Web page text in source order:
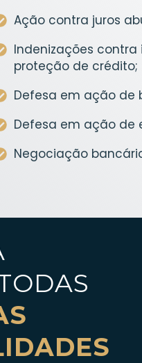
Ação contra juros
Indenizações
proteção de crédito;
Defesa em ação de
Defesa em ação de
Negociação